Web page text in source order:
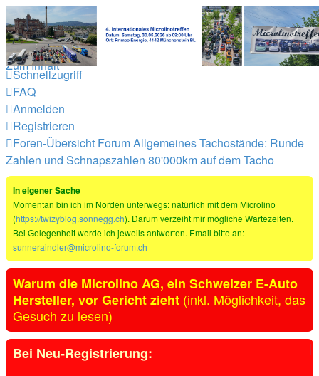
Microlino Forum
Hier findest du Informationen über den Microlino
Zum Inhalt
Schnellzugriff
FAQ
Anmelden
Registrieren
Foren-Übersicht ForumAllgemeinesTachostände: Runde
Zahlen und Schnapszahlen 80'000km auf dem Tacho
In eigener Sache
Momentan bin ich im Norden unterwegs: natürlich mit dem Microlino
(https://twizyblog.sonnegg.ch). Darum verzeiht mir mögliche Wartezeiten.
Bei Gelegenheit werde ich jeweils antworten. Email bitte an:
sunneraindler@microlino-forum.ch
Warum die Microlino AG, ein Schweizer E-Auto
Hersteller, vor Gericht zieht (inkl. Möglichkeit, das
Gesuch zu lesen)
Bei Neu-Registrierung: